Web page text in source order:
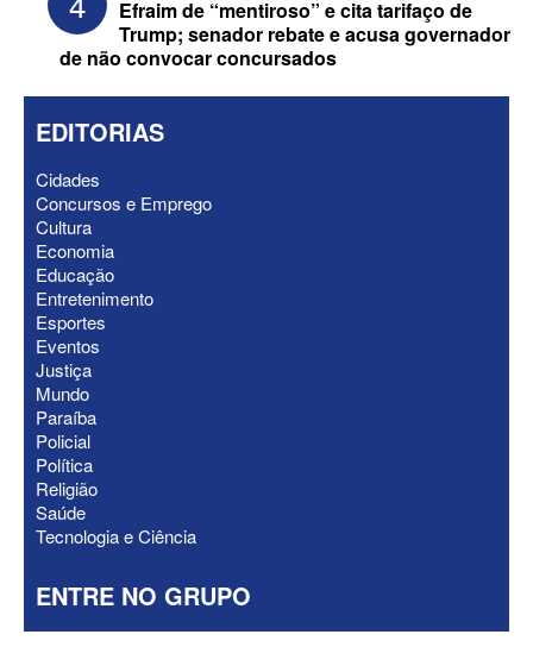
ELEIÇÕES 2026 - Após convenções,
confira candidatos ao Governo e ao
Senado da Paraíba
Efraim de “mentiroso” e cita tarifaço de
Trump; senador rebate e acusa governador
de não convocar concursados
EDITORIAS
Cidades
Concursos e Emprego
Cultura
Economia
Educação
Entretenimento
Esportes
Eventos
Justiça
Mundo
Paraíba
Policial
Política
Religião
Saúde
Tecnologia e Ciência
ENTRE NO GRUPO